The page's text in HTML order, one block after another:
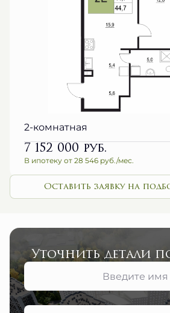
2-комнатная
7 152 000руб.
В ипотеку от 28 546 руб./мес.
Оставить заявку на
Уточнить детали